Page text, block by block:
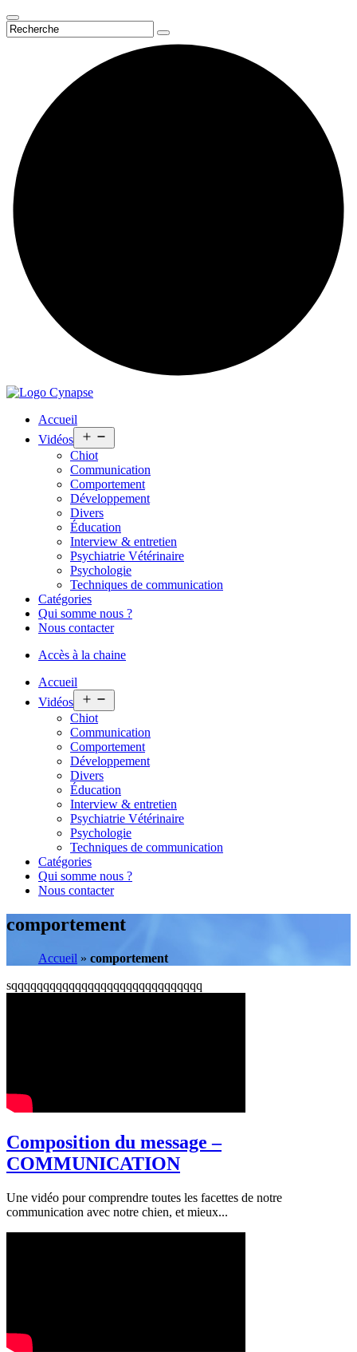
Accueil
Vidéos
menu
Chiot
Communication
Comportement
Développement
Divers
Éducation
Interview & entretien
Psychiatrie Vétérinaire
Psychologie
Techniques de communication
Catégories
Qui somme nous ?
Nous contacter
Accès à la chaine
Accueil
Vidéos
menu
Chiot
Communication
Comportement
Développement
Divers
Éducation
Interview & entretien
Psychiatrie Vétérinaire
Psychologie
Techniques de communication
Catégories
Qui somme nous ?
Nous contacter
comportement
Accueil » comportement
sqqqqqqqqqqqqqqqqqqqqqqqqqqqqqq
Composition du message –
COMMUNICATION
Une vidéo pour comprendre toutes les facettes de notre
communication avec notre chien, et mieux...